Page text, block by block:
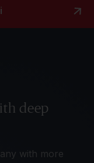
deep
with more